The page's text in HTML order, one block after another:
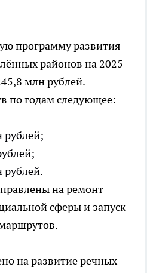
программу развития
районов на 2025-
млн рублей.
по годам следующее:
рублей;
рублей.
на ремонт
сферы и запуск
на развитие речных